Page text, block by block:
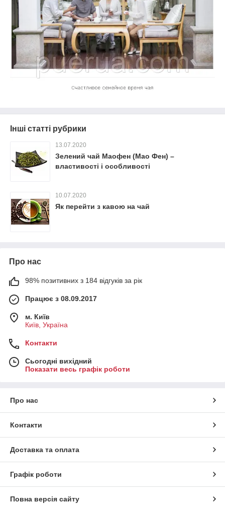
Інші статті рубрики
13.07.2020
Зелений чай Маофен (Мао Фен) –
властивості і особливості
10.07.2020
Як перейти з кавою на чай
Про нас
98% позитивних з 184 відгуків за рік
Працює з 08.09.2017
м. Київ
Київ, Україна
Контакти
Сьогодні вихідний
Показати весь графік роботи
Про нас
Контакти
Доставка та оплата
Графік роботи
Повна версія сайту